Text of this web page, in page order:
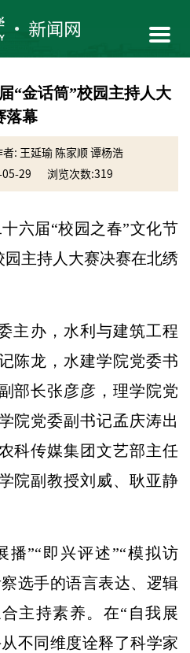
“金话筒”校园主持人大
落幕
者: 王延瑜 陈家顺 谭杨浩
05-29
浏览次数:319
六届“校园之春”文化节
园主持人大赛决赛在北绣
主办，水利与建筑工程
陈龙，水建学院党委书
部长张彦彦，理学院党
院党委副书记孟庆涛出
科传媒集团文艺部主任
院副教授刘威、耿亚静
播”“即兴评述”“模拟访
选手的语言表达、逻辑
主持素养。在“自我展
不同维度诠释了科学家